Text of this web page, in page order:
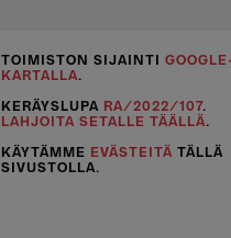
TOIMISTON SIJAINTI
KARTALLA.
KERÄYSLUPA RA/2022/107.
LAHJOITA SETALLE TÄÄLLÄ.
KÄYTÄMME EVÄSTEITÄ TÄLLÄ
SIVUSTOLLA.